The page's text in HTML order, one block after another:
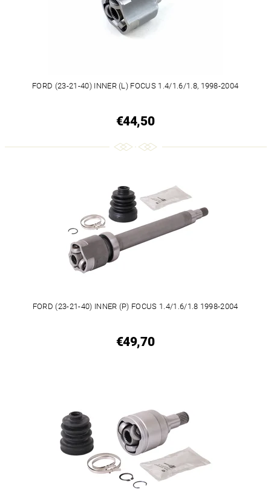
FORD (23-21-40) INNER (L) FOCUS 1.4/1.6/1.8, 1998-2004
€44,50
FORD (23-21-40) INNER (P) FOCUS 1.4/1.6/1.8 1998-2004
€49,70